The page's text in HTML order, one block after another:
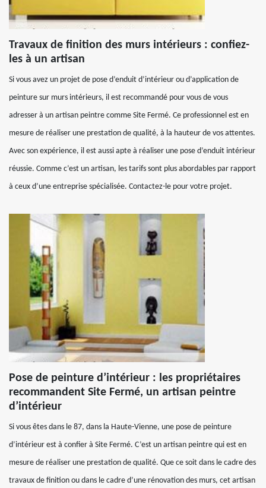
Travaux de finition des murs intérieurs : confiez-
les à un artisan
Si vous avez un projet de pose d’enduit d’intérieur ou d’application de
peinture sur murs intérieurs, il est recommandé pour vous de vous
adresser à un artisan peintre comme Site Fermé. Ce professionnel est en
mesure de réaliser une prestation de qualité, à la hauteur de vos attentes.
Avec son expérience, il est aussi apte à réaliser une pose d’enduit intérieur
réussie. Comme c’est un artisan, les tarifs sont plus abordables par rapport
à ceux d’une entreprise spécialisée. Contactez-le pour votre projet.
Pose de peinture d’intérieur : les propriétaires
recommandent Site Fermé, un artisan peintre
d’intérieur
Si vous êtes dans le 87, dans la Haute-Vienne, une pose de peinture
d’intérieur est à confier à Site Fermé. C’est un artisan peintre qui est en
mesure de réaliser une prestation de qualité. Que ce soit dans le cadre des
travaux de finition ou dans le cadre d’une rénovation des murs, cet artisan